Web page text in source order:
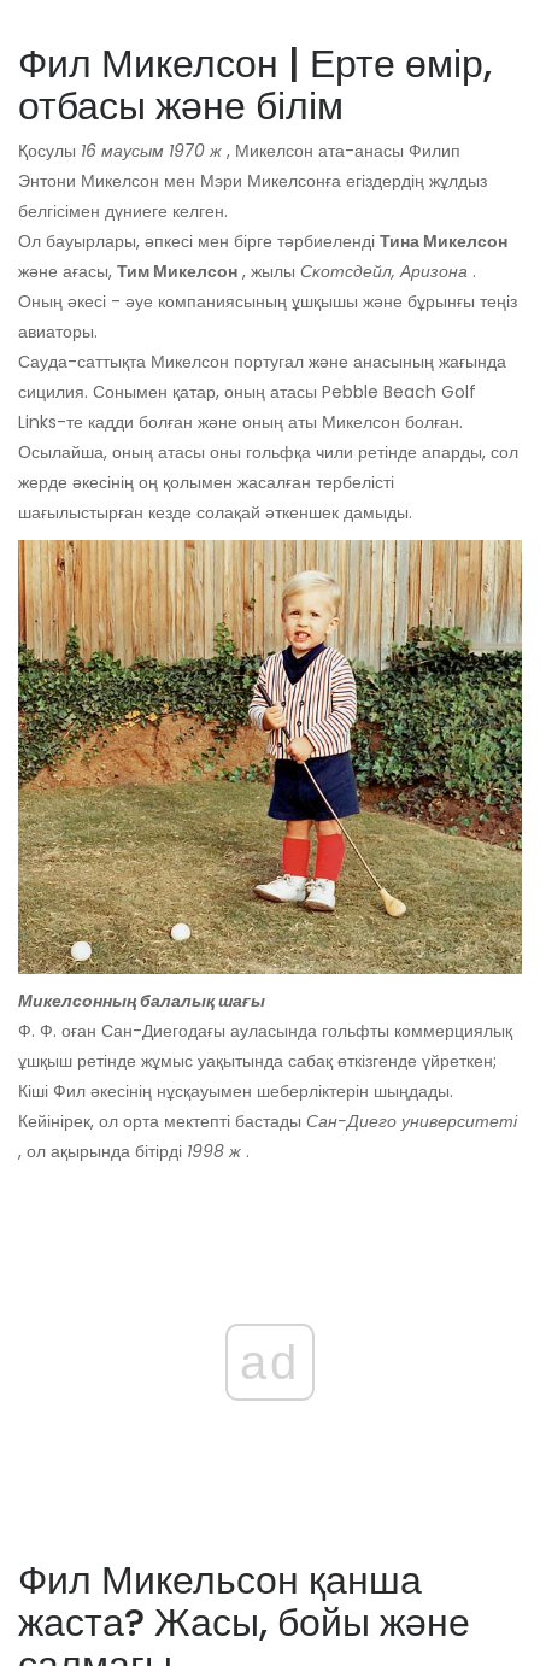
Фил Микелсон | Ерте өмір,
отбасы және білім
Қосулы 16 маусым 1970 ж , Микелсон ата-анасы Филип
Энтони Микелсон мен Мэри Микелсонға егіздердің жұлдыз
белгісімен дүниеге келген.
Ол бауырлары, әпкесі мен бірге тәрбиеленді Тина Микелсон
және ағасы, Тим Микелсон , жылы Скотсдейл, Аризона .
Оның әкесі - әуе компаниясының ұшқышы және бұрынғы теңіз
авиаторы.
Сауда-саттықта Микелсон португал және анасының жағында
сицилия. Сонымен қатар, оның атасы Pebble Beach Golf
Links-те кадди болған және оның аты Микелсон болған.
Осылайша, оның атасы оны гольфқа чили ретінде апарды, сол
жерде әкесінің оң қолымен жасалған тербелісті
шағылыстырған кезде солақай әткеншек дамыды.
Микелсонның балалық шағы
Ф. Ф. оған Сан-Диегодағы ауласында гольфты коммерциялық
ұшқыш ретінде жұмыс уақытында сабақ өткізгенде үйреткен;
Кіші Фил әкесінің нұсқауымен шеберліктерін шыңдады.
Кейінірек, ол орта мектепті бастады Сан-Диего университеті
, ол ақырында бітірді 1998 ж .
ad
Фил Микельсон қанша
жаста? Жасы, бойы және